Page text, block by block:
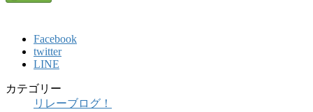
Facebook
twitter
LINE
カテゴリー
リレーブログ！